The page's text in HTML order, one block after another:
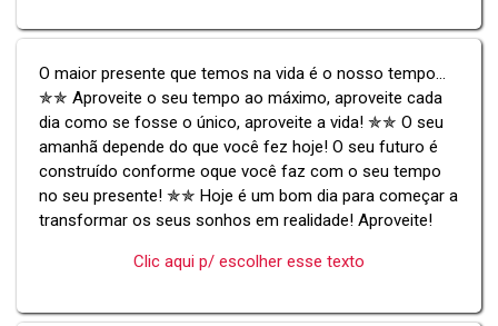
O maior presente que temos na vida é o nosso tempo...
✯✯ Aproveite o seu tempo ao máximo, aproveite cada
dia como se fosse o único, aproveite a vida! ✯✯ O seu
amanhã depende do que você fez hoje! O seu futuro é
construído conforme oque você faz com o seu tempo
no seu presente! ✯✯ Hoje é um bom dia para começar a
transformar os seus sonhos em realidade! Aproveite!
Clic aqui p/ escolher esse texto